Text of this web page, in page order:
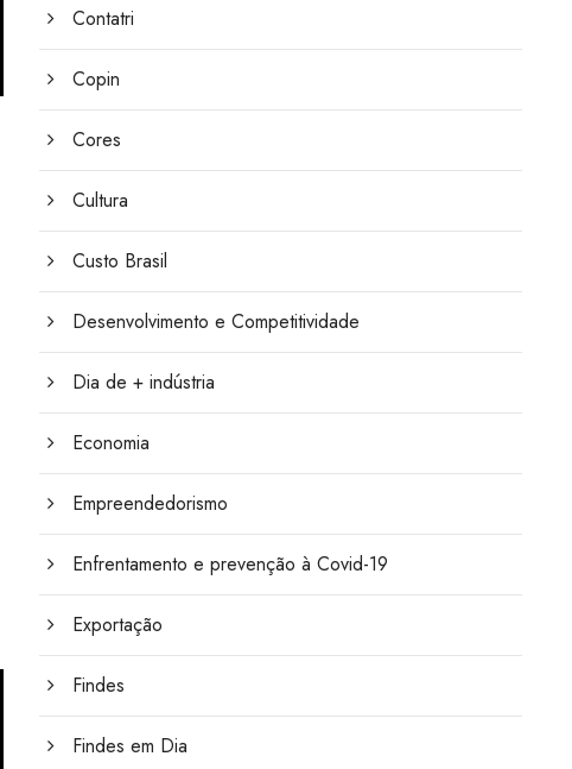
Contatri
Copin
Cores
Cultura
Custo Brasil
Desenvolvimento e Competitividade
Dia de + indústria
Economia
Empreendedorismo
Enfrentamento e prevenção à Covid-19
Exportação
Findes
Findes em Dia